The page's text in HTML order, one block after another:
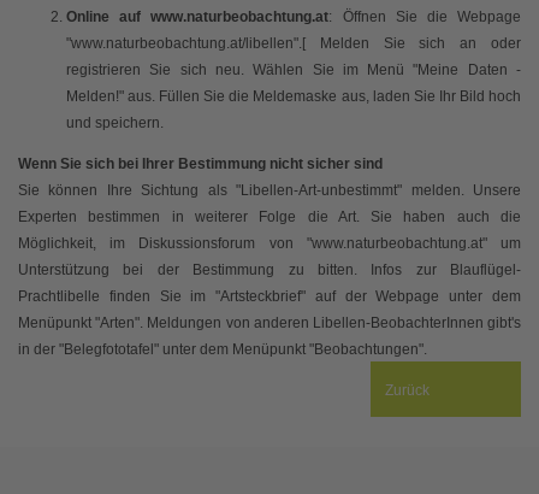
Online auf www.naturbeobachtung.at: Öffnen Sie die Webpage
"www.naturbeobachtung.at/libellen".[ Melden Sie sich an oder
registrieren Sie sich neu. Wählen Sie im Menü "Meine Daten -
Melden!" aus. Füllen Sie die Meldemaske aus, laden Sie Ihr Bild hoch
und speichern.
Wenn Sie sich bei Ihrer Bestimmung nicht sicher sind
Sie können Ihre Sichtung als "Libellen-Art-unbestimmt" melden. Unsere
Experten bestimmen in weiterer Folge die Art. Sie haben auch die
Möglichkeit, im Diskussionsforum von "www.naturbeobachtung.at" um
Unterstützung bei der Bestimmung zu bitten. Infos zur Blauflügel-
Prachtlibelle finden Sie im "Artsteckbrief" auf der Webpage unter dem
Menüpunkt "Arten". Meldungen von anderen Libellen-BeobachterInnen gibt's
in der "Belegfototafel" unter dem Menüpunkt "Beobachtungen".
Zurück